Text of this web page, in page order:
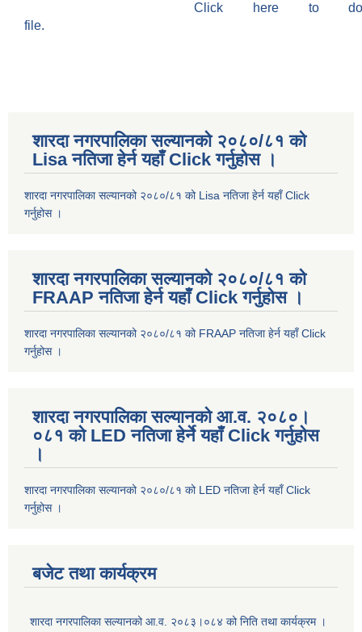
Click here to
file.
शारदा नगरपालिका सल्यानको २०८०/८१ को
Lisa नतिजा हेर्न यहाँ Click गर्नुहोस ।
शारदा नगरपालिका सल्यानको २०८०/८१ को Lisa नतिजा हेर्न यहाँ Click
गर्नुहोस ।
शारदा नगरपालिका सल्यानको २०८०/८१ को
FRAAP नतिजा हेर्न यहाँ Click गर्नुहोस ।
शारदा नगरपालिका सल्यानको २०८०/८१ को FRAAP नतिजा हेर्न यहाँ Click
गर्नुहोस ।
शारदा नगरपालिका सल्यानको आ.व. २०८०।
०८१ को LED नतिजा हेर्ने यहाँ Click गर्नुहोस
।
शारदा नगरपालिका सल्यानको २०८०/८१ को LED नतिजा हेर्न यहाँ Click
गर्नुहोस ।
बजेट तथा कार्यक्रम
शारदा नगरपालिका सल्यानको आ.व. २०८३।०८४ को निति तथा कार्यक्रम ।